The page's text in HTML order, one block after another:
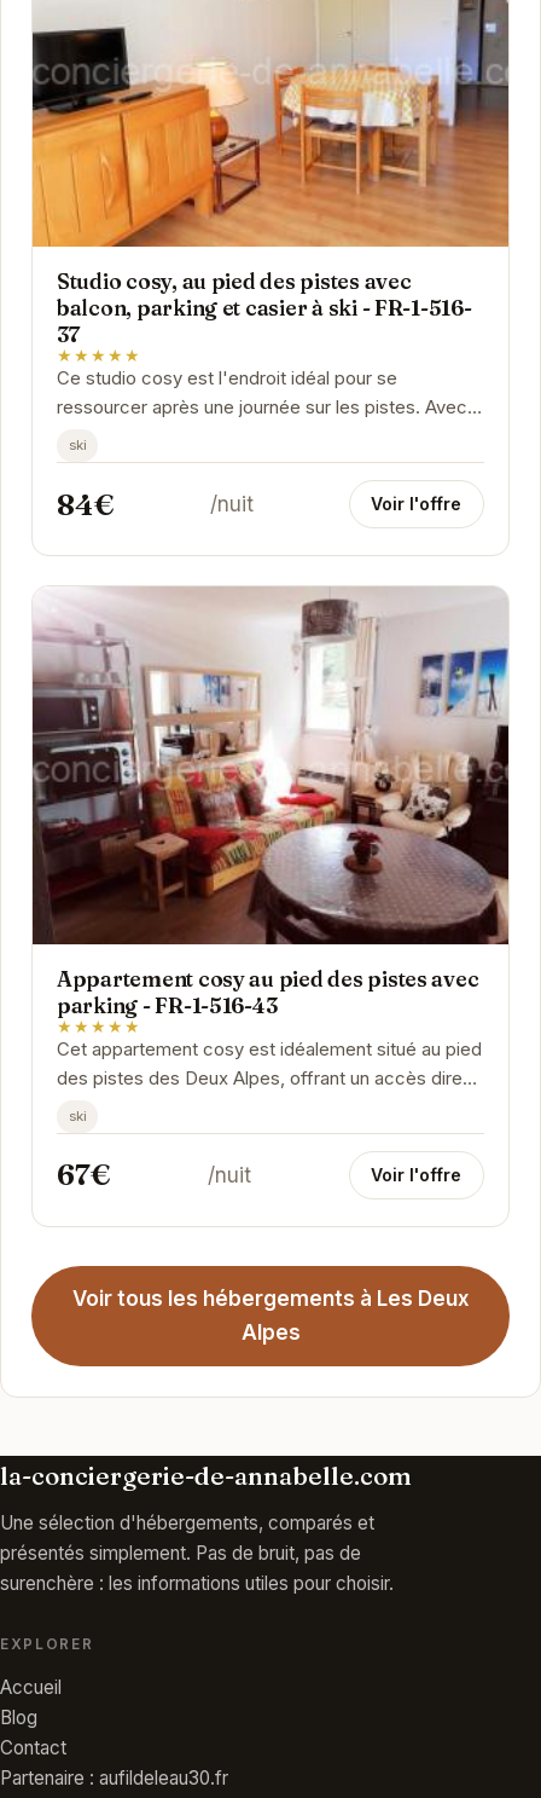
Studio cosy, au pied des pistes avec
balcon, parking et casier à ski - FR-1-516-
37
★★★★★
Ce studio cosy est l'endroit idéal pour se
ressourcer après une journée sur les pistes. Avec
son balcon offrant une vue imprenable sur les...
ski
84€ /nuit Voir l'offre
Appartement cosy au pied des pistes avec
parking - FR-1-516-43
★★★★★
Cet appartement cosy est idéalement situé au pied
des pistes des Deux Alpes, offrant un accès direct
aux remontées mécaniques et un parking...
ski
67€ /nuit Voir l'offre
Voir tous les hébergements à Les Deux
Alpes
la-conciergerie-de-annabelle.com
Une sélection d'hébergements, comparés et
présentés simplement. Pas de bruit, pas de
surenchère : les informations utiles pour choisir.
EXPLORER
Accueil
Blog
Contact
Partenaire : aufildeleau30.fr